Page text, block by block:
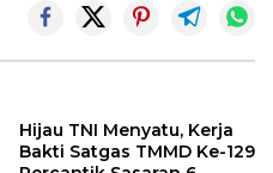
Hijau TNI Menyatu, Kerja
Bakti Satgas TMMD Ke-129